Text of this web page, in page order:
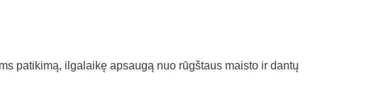
patikimą, ilgalaikę apsaugą nuo rūgštaus maisto ir dantų